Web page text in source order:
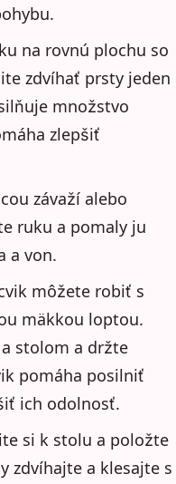
na rovnú plochu so
zdvíhať prsty jeden
množstvo
zlepšiť
závaží alebo
ruku a pomaly ju
a von.
môžete robiť s
mäkkou loptou.
stolom a držte
pomáha posilniť
ich odolnosť.
si k stolu a položte
zdvíhajte a klesajte s